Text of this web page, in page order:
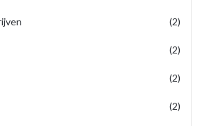
(2)
(2)
(2)
(2)